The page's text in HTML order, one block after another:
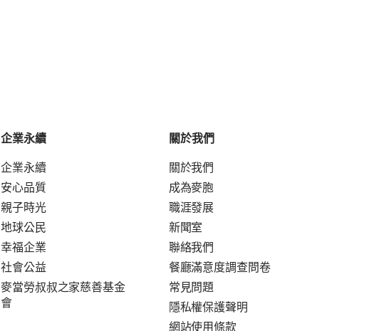
企業永續
企業永續
安心品質
親子時光
地球公民
幸福企業
社會公益
麥當勞叔叔之家慈善基金
會
關於我們
關於我們
成為麥胞
職涯發展
新聞室
聯絡我們
餐廳滿意度調查問卷
常見問題
隱私權保護聲明